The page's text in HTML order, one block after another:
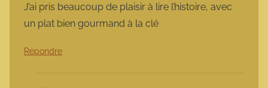
J’ai pris beaucoup de plaisir à lire l’histoire, avec
un plat bien gourmand à la clé
Répondre